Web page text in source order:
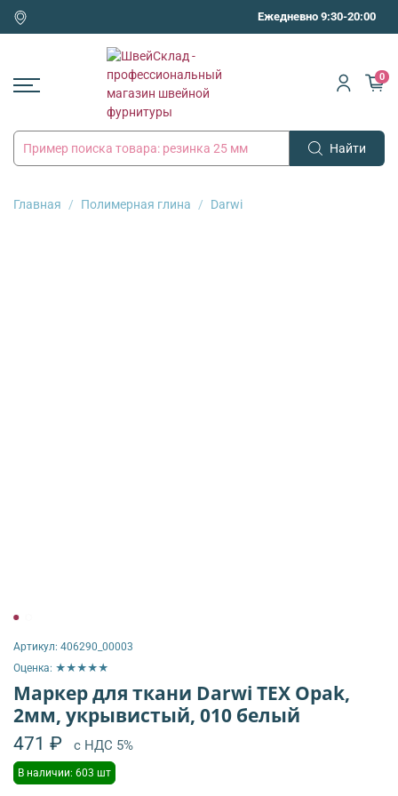
Ежедневно 9:30-20:00
Найти
0
Главная Полимерная глина Darwi
Артикул: 406290_00003
Оценка: ★★★★★
Маркер для ткани Darwi TEX Opak,
2мм, укрывистый, 010 белый
471 ₽ с НДС 5%
В наличии: 603 шт